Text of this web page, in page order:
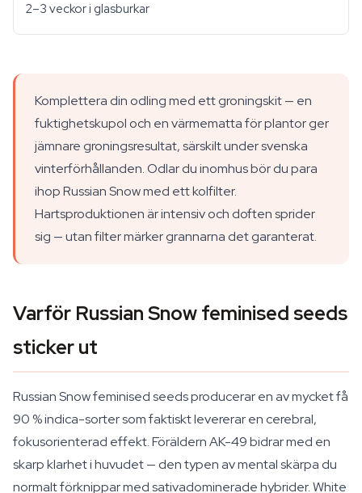
2–3 veckor i glasburkar
Komplettera din odling med ett groningskit — en
fuktighetskupol och en värmematta för plantor ger
jämnare groningsresultat, särskilt under svenska
vinterförhållanden. Odlar du inomhus bör du para
ihop Russian Snow med ett kolfilter.
Hartsproduktionen är intensiv och doften sprider
sig — utan filter märker grannarna det garanterat.
Varför Russian Snow feminised seeds
sticker ut
Russian Snow feminised seeds producerar en av mycket få
90 % indica-sorter som faktiskt levererar en cerebral,
fokusorienterad effekt. Föräldern AK-49 bidrar med en
skarp klarhet i huvudet — den typen av mental skärpa du
normalt förknippar med sativadominerade hybrider. White